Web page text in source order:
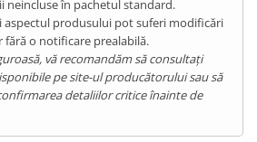
neincluse în pachetul standard.
aspectul produsului pot suferi modificări
o notificare prealabilă.
vă recomandăm să consultați
pe site-ul producătorului sau să
detaliilor critice înainte de